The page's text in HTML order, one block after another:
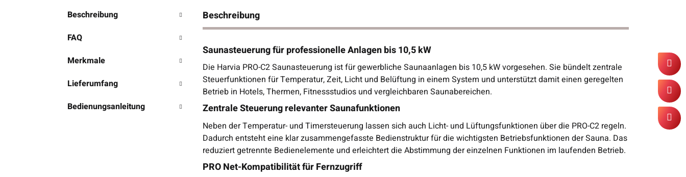
Beschreibung
FAQ
Merkmale
Lieferumfang
Bedienungsanleitung
Beschreibung
Saunasteuerung für professionelle Anlagen bis 10,5 kW
Die Harvia PRO-C2 Saunasteuerung ist für gewerbliche Saunaanlagen bis 10,5 kW vorgesehen. Sie bündelt zentrale
Steuerfunktionen für Temperatur, Zeit, Licht und Belüftung in einem System und unterstützt damit einen geregelten
Betrieb in Hotels, Thermen, Fitnessstudios und vergleichbaren Saunabereichen.
Zentrale Steuerung relevanter Saunafunktionen
Neben der Temperatur- und Timersteuerung lassen sich auch Licht- und Lüftungsfunktionen über die PRO-C2 regeln.
Dadurch entsteht eine klar zusammengefasste Bedienstruktur für die wichtigsten Betriebsfunktionen der Sauna. Das
reduziert getrennte Bedienelemente und erleichtert die Abstimmung der einzelnen Funktionen im laufenden Betrieb.
PRO Net-Kompatibilität für Fernzugriff